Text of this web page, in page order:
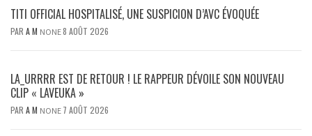
TITI OFFICIAL HOSPITALISÉ, UNE SUSPICION D’AVC ÉVOQUÉE
PAR A M NONE8 AOÛT 2026
LA_URRRR EST DE RETOUR ! LE RAPPEUR DÉVOILE SON NOUVEAU
CLIP « LAVEUKA »
PAR A M NONE 7 AOÛT 2026